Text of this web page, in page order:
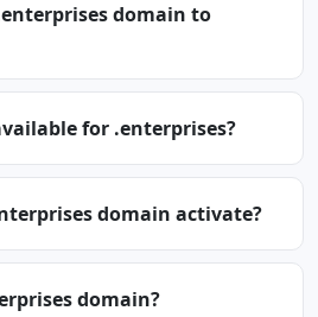
domain to
for .enterprises?
domain activate?
domain?